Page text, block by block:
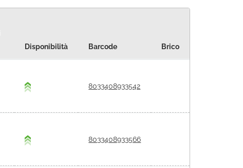
Disponibilità Barcode Brico
8033408933542
8033408933566